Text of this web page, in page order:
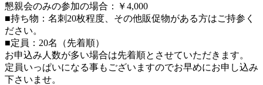
懇親会のみの参加の場合：￥4,000
■持ち物：名刺20枚程度、その他販促物がある方はご持参く
ださい。
■定員：20名（先着順）
お申込み人数が多い場合は先着順とさせていただきます。
定員いっぱいになる事もございますのでお早めにお申し込み
下さいませ。